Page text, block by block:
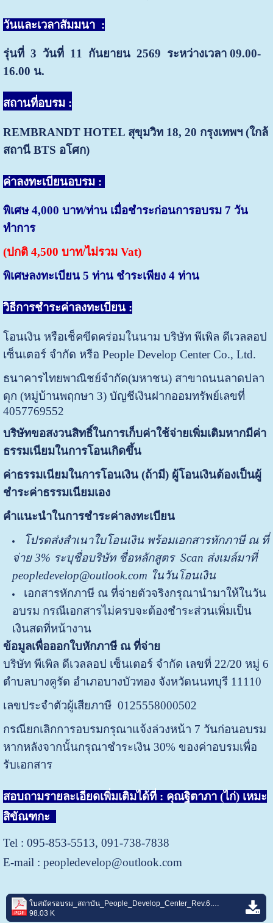
วันและเวลาสัมมนา :
รุ่นที่ 3 วันที่ 11 กันยายน 2569 ระหว่างเวลา 09.00-
16.00 น.
สถานที่อบรม :
REMBRANDT HOTEL สุขุมวิท 18, 20 กรุงเทพฯ (ใกล้
สถานี BTS อโศก)
ค่าลงทะเบียนอบรม :
พิเศษ 4,000 บาท/ท่าน เมื่อชำระก่อนการอบรม 7 วัน
ทำการ
(ปกติ 4,500 บาท/ไม่รวม Vat)
พิเศษลงทะเบียน 5 ท่าน ชำระเพียง 4 ท่าน
วิธีการชำระค่าลงทะเบียน :
โอนเงิน หรือเช็คขีดคร่อมในนาม บริษัท พีเพิล ดีเวลลอป
เซ็นเตอร์ จำกัด หรือ People Develop Center Co., Ltd.
ธนาคารไทยพาณิชย์จำกัด(มหาชน) สาขาถนนลาดปลา
ดุก (หมู่บ้านพฤกษา 3) บัญชีเงินฝากออมทรัพย์เลขที่
4057769552
บริษัทขอสงวนสิทธิ์ในการเก็บค่าใช้จ่ายเพิ่มเติมหากมีค่า
ธรรมเนียมในการโอนเกิดขึ้น
ค่าธรรมเนียมในการโอนเงิน (ถ้ามี) ผู้โอนเงินต้องเป็นผู้
ชำระค่าธรรมเนียมเอง
คำแนะนำในการชำระค่าลงทะเบียน
โปรดส่งสำเนาใบโอนเงิน พร้อมเอกสารหักภาษี ณ ที่
จ่าย3% ระบุชื่อบริษัท ชื่อหลักสูตร Scan ส่งเมล์มาที่
peopledevelop@outlook.com ในวันโอนเงิน
เอกสารหักภาษี ณ ที่จ่ายตัวจริงกรุณานำมาให้ในวัน
อบรม กรณีเอกสารไม่ครบจะต้องชำระส่วนเพิ่มเป็น
เงินสดที่หน้างาน
ข้อมูลเพื่อออกใบหักภาษี ณ ที่จ่าย
บริษัท พีเพิล ดีเวลลอป เซ็นเตอร์ จำกัด เลขที่ 22/20 หมู่ 6
ตำบลบางคูรัด อำเภอบางบัวทอง จังหวัดนนทบุรี 11110
เลขประจำตัวผู้เสียภาษี 0125558000502
กรณียกเลิกการอบรมกรุณาแจ้งล่วงหน้า 7 วันก่อนอบรม
หากหลังจากนั้นกรุณาชำระเงิน 30% ของค่าอบรมเพื่อ
รับเอกสาร
สอบถามรายละเอียดเพิ่มเติมได้ที่ : คุณฐิตาภา (ไก่) เหมะ
สิขัณฑกะ
Tel : 095-853-5513, 091-738-7838
E-mail : peopledevelop@outlook.com
98.03 K